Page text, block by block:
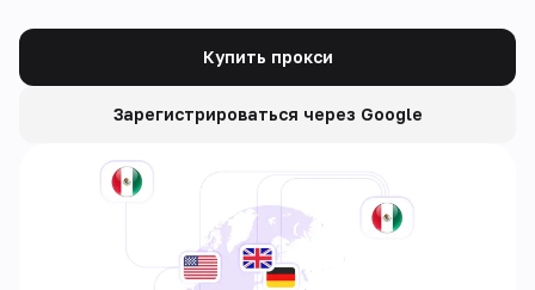
Купить прокси
Зарегистрироваться через Google